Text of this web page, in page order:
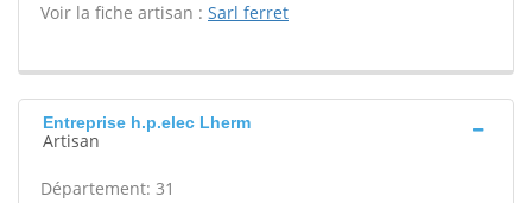
Voir la fiche artisan : Sarl ferret
Entreprise h.p.elec Lherm
Artisan
Département: 31